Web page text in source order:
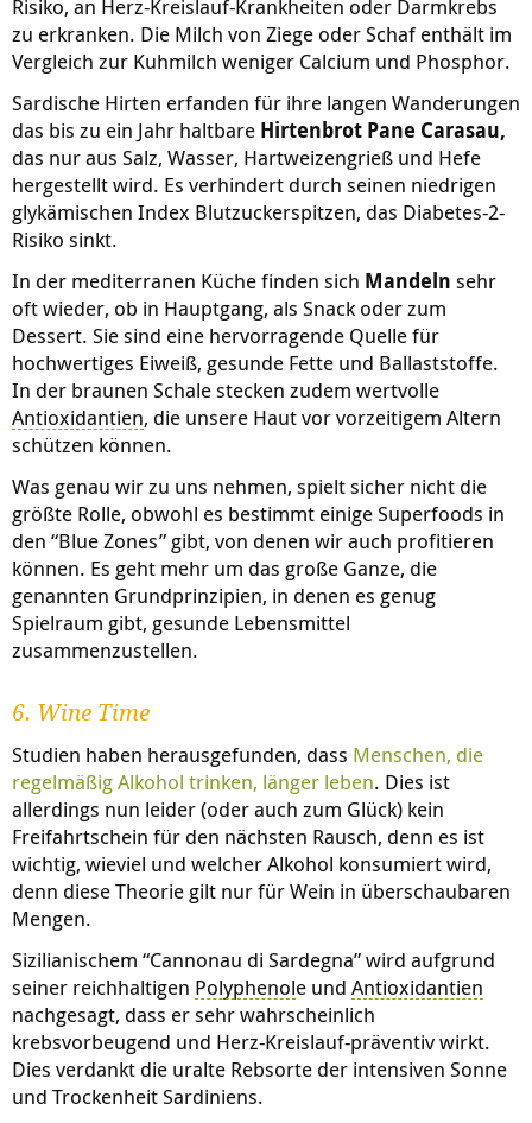
Risiko, an Herz-Kreislauf-Krankheiten oder Darmkrebs
zu erkranken. Die Milch von Ziege oder Schaf enthält im
Vergleich zur Kuhmilch weniger Calcium und Phosphor.
Sardische Hirten erfanden für ihre langen Wanderungen
das bis zu ein Jahr haltbare Hirtenbrot Pane Carasau,
das nur aus Salz, Wasser, Hartweizengrieß und Hefe
hergestellt wird. Es verhindert durch seinen niedrigen
glykämischen Index Blutzuckerspitzen, das Diabetes-2-
Risiko sinkt.
In der mediterranen Küche finden sich Mandeln sehr
oft wieder, ob in Hauptgang, als Snack oder zum
Dessert. Sie sind eine hervorragende Quelle für
hochwertiges Eiweiß, gesunde Fette und Ballaststoffe.
In der braunen Schale stecken zudem wertvolle
Antioxidantien, die unsere Haut vor vorzeitigem Altern
schützen können.
Was genau wir zu uns nehmen, spielt sicher nicht die
größte Rolle, obwohl es bestimmt einige Superfoods in
den “Blue Zones” gibt, von denen wir auch profitieren
können. Es geht mehr um das große Ganze, die
genannten Grundprinzipien, in denen es genug
Spielraum gibt, gesunde Lebensmittel
zusammenzustellen.⠀⠀
6. Wine Time
Studien haben herausgefunden, dass Menschen, die
regelmäßig Alkohol trinken, länger leben. Dies ist
allerdings nun leider (oder auch zum Glück) kein
Freifahrtschein für den nächsten Rausch, denn es ist
wichtig, wieviel und welcher Alkohol konsumiert wird,
denn diese Theorie gilt nur für Wein in überschaubaren
Mengen.
Sizilianischem “Cannonau di Sardegna” wird aufgrund
seiner reichhaltigen Polyphenole und Antioxidantien
nachgesagt, dass er sehr wahrscheinlich
krebsvorbeugend und Herz-Kreislauf-präventiv wirkt.
Dies verdankt die uralte Rebsorte der intensiven Sonne
und Trockenheit Sardiniens.